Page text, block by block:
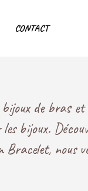
CONTACT
de bras et
bijoux.
nous